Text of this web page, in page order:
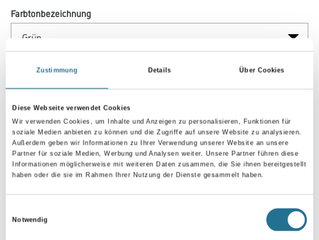
Zustimmung Details Über Cookies
Diese Webseite verwendet Cookies
Wir verwenden Cookies, um Inhalte und Anzeigen zu personalisieren, Funktionen für
soziale Medien anbieten zu können und die Zugriffe auf unsere Website zu analysieren.
Außerdem geben wir Informationen zu Ihrer Verwendung unserer Website an unsere
Partner für soziale Medien, Werbung und Analysen weiter. Unsere Partner führen diese
Informationen möglicherweise mit weiteren Daten zusammen, die Sie ihnen bereitgestellt
haben oder die sie im Rahmen Ihrer Nutzung der Dienste gesammelt haben.
Notwendig
Farbtonbezeichnung
Gebinde
Umrechnungsfaktoren